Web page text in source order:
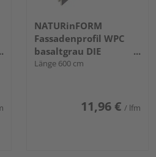
NATURinFORM
Fassadenprofil WPC
basaltgrau DIE
GESTALTENDE
Länge 600 cm
11,96 € / lfm